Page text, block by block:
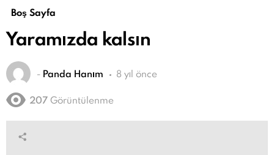
Boş Sayfa
Yaramızda kalsın
- Panda Hanım 8 yıl önce
207 Görüntülenme